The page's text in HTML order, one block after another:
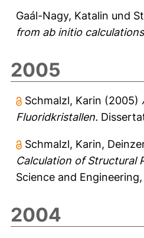
Gaál-Nagy, Katalin und
from ab initio
2005
Schmalzl, Karin (2005)
Fluoridkristallen.
Schmalzl, Karin,
Calculation of Structural
Science and
2004